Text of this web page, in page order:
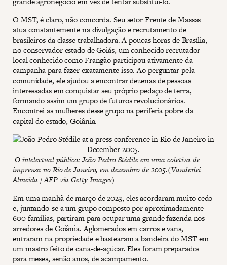
O MST, é claro, não concorda. Seu setor Frente de Massas
atua constantemente na divulgação e recrutamento de
brasileiros da classe trabalhadora. A poucas horas de Brasília,
no conservador estado de Goiás, um conhecido recrutador
local conhecido como Frangão participou ativamente da
campanha para fazer exatamente isso. Ao perguntar pela
comunidade, ele ajudou a encontrar dezenas de pessoas
interessadas em conquistar seu próprio pedaço de terra,
formando assim um grupo de futuros revolucionários.
Encontrei as mulheres desse grupo na periferia pobre da
capital do estado, Goiânia.
O intelectual público: João Pedro Stédile em uma coletiva de
imprensa no Rio de Janeiro, em dezembro de 2005.(Vanderlei
Almeida / AFP via Getty Images)
Em uma manhã de março de 2023, eles acordaram muito cedo
e, juntando-se a um grupo composto por aproximadamente
600 famílias, partiram para ocupar uma grande fazenda nos
arredores de Goiânia. Aglomerados em carros e vans,
entraram na propriedade e hastearam a bandeira do MST em
um mastro feito de cana-de-açúcar. Eles foram preparados
para meses, senão anos, de acampamento.